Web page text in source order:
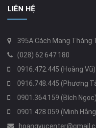
LIÊN HỆ
395A Cách Mạng Tháng
(028) 62 647 180
0916.472.445 (Hoàng Vũ)
0916.748.445 (Phương
0901.364.159 (Bích Ngọc)
0901.428.059 (Minh